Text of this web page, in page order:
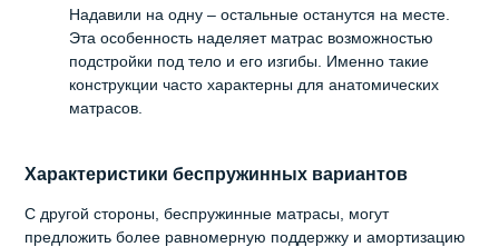
Надавили на одну – остальные останутся на месте.
Эта особенность наделяет матрас возможностью
подстройки под тело и его изгибы. Именно такие
конструкции часто характерны для анатомических
матрасов.
Характеристики беспружинных вариантов
С другой стороны, беспружинные матрасы, могут
предложить более равномерную поддержку и амортизацию